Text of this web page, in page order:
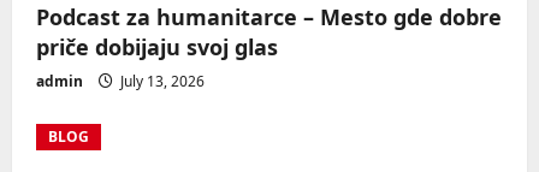
Podcast za humanitarce – Mesto gde dobre
priče dobijaju svoj glas
admin July 13, 2026
BLOG